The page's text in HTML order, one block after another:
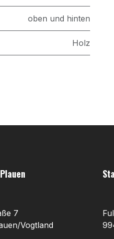
oben und hinten
Holz
7
Vogtland